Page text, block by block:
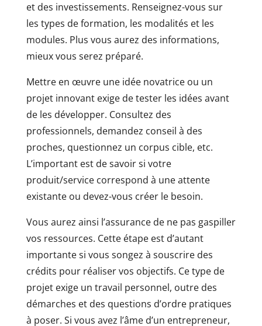
et des investissements. Renseignez-vous sur
les types de formation, les modalités et les
modules. Plus vous aurez des informations,
mieux vous serez préparé.
Mettre en œuvre une idée novatrice ou un
projet innovant exige de tester les idées avant
de les développer. Consultez des
professionnels, demandez conseil à des
proches, questionnez un corpus cible, etc.
L’important est de savoir si votre
produit/service correspond à une attente
existante ou devez-vous créer le besoin.
Vous aurez ainsi l’assurance de ne pas gaspiller
vos ressources. Cette étape est d’autant
importante si vous songez à souscrire des
crédits pour réaliser vos objectifs. Ce type de
projet exige un travail personnel, outre des
démarches et des questions d’ordre pratiques
à poser. Si vous avez l’âme d’un entrepreneur,